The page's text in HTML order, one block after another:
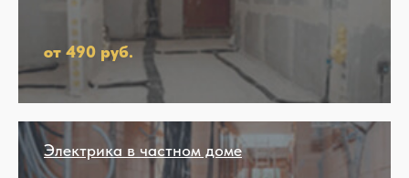
от 490 руб.
Электрика в частном доме